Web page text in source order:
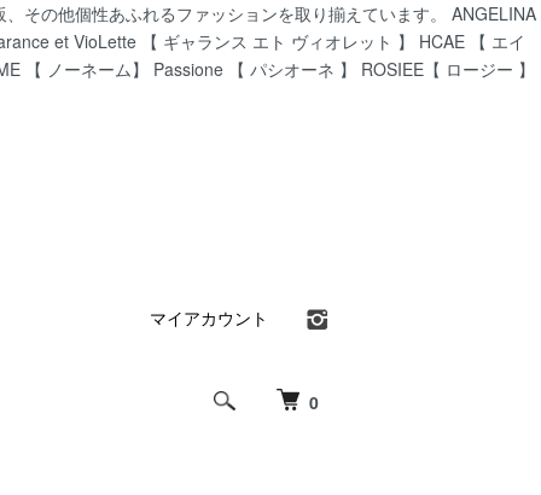
その他個性あふれるファッションを取り揃えています。 ANGELINA
et VioLette 【 ギャランス エト ヴィオレット 】 HCAE 【 エイ
【 ノーネーム】 Passione 【 パシオーネ 】 ROSIEE【 ロージー 】
0
マイアカウント